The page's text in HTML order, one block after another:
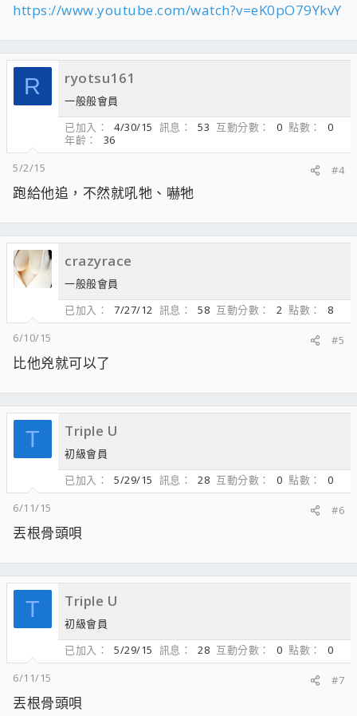
https://www.youtube.com/watch?v=eK0pO79YkvY
R ryotsu161
一般般會員
已加入
4/30/15 訊息 53 互動分數 0 點數
0
年齡
36
5/2/15
#4
跑給他追，不然就吼牠、嚇牠
crazyrace
一般般會員
已加入
7/27/12 訊息 58 互動分數 2 點數
8
6/10/15
#5
比他兇就可以了
T Triple U
初級會員
已加入
5/29/15 訊息 28 互動分數 0 點數
0
6/11/15
#6
丟根骨頭唄
T Triple U
初級會員
已加入
5/29/15 訊息 28 互動分數 0 點數
0
6/11/15
#7
丟根骨頭唄